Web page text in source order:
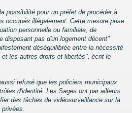
possibilité pour un préfet de procéder à
occupés illégalement. Cette mesure prise
personnelle ou familiale, de
disposant pas d'un logement décent"
déséquilibrée entre la nécessité
et les autres droits et libertés", écrit le
refusé que les policiers municipaux
d'identité. Les Sages ont par ailleurs
des tâches de vidéosurveillance sur la
2012